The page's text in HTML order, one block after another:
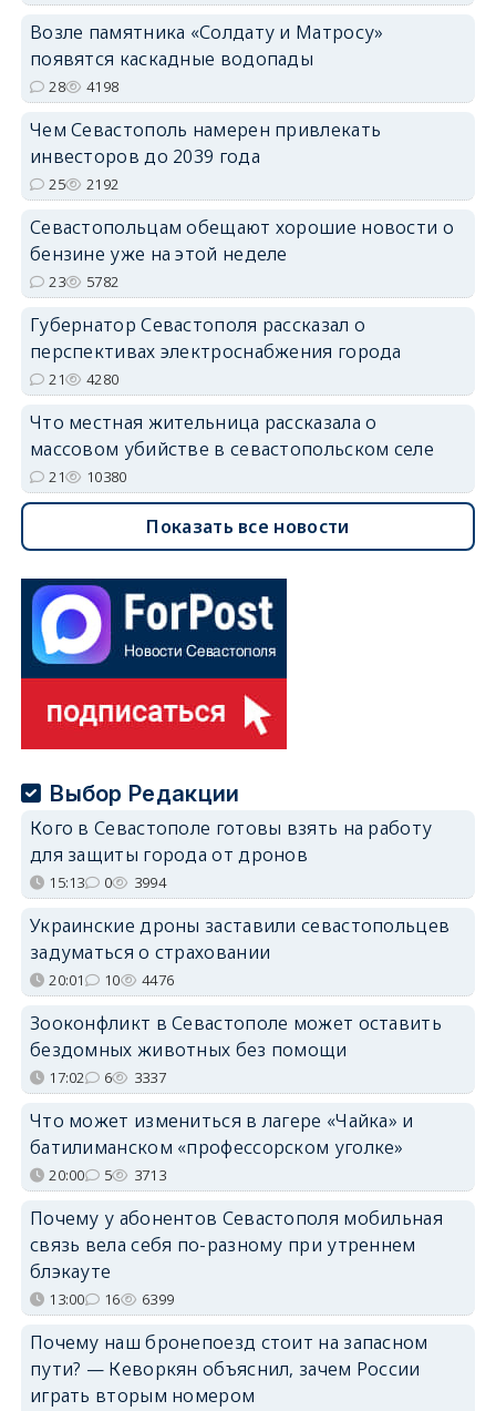
Возле памятника «Солдату и Матросу»
появятся каскадные водопады
28 4198
Чем Севастополь намерен привлекать
инвесторов до 2039 года
25 2192
Севастопольцам обещают хорошие новости о
бензине уже на этой неделе
23 5782
Губернатор Севастополя рассказал о
перспективах электроснабжения города
21 4280
Что местная жительница рассказала о
массовом убийстве в севастопольском селе
21 10380
Показать все новости
Выбор Редакции
Кого в Севастополе готовы взять на работу
для защиты города от дронов
15:13 0 3994
Украинские дроны заставили севастопольцев
задуматься о страховании
20:01 10 4476
Зооконфликт в Севастополе может оставить
бездомных животных без помощи
17:02 6 3337
Что может измениться в лагере «Чайка» и
батилиманском «профессорском уголке»
20:00 5 3713
Почему у абонентов Севастополя мобильная
связь вела себя по-разному при утреннем
блэкауте
13:00 16 6399
Почему наш бронепоезд стоит на запасном
пути? — Кеворкян объяснил, зачем России
играть вторым номером